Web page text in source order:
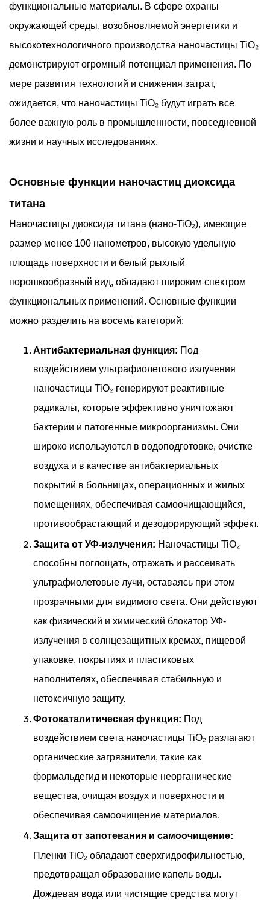
функциональные материалы. В сфере охраны
окружающей среды, возобновляемой энергетики и
высокотехнологичного производства наночастицы TiO₂
демонстрируют огромный потенциал применения. По
мере развития технологий и снижения затрат,
ожидается, что наночастицы TiO₂ будут играть все
более важную роль в промышленности, повседневной
жизни и научных исследованиях.
Основные функции наночастиц диоксида
титана
Наночастицы диоксида титана (нано-TiO₂), имеющие
размер менее 100 нанометров, высокую удельную
площадь поверхности и белый рыхлый
порошкообразный вид, обладают широким спектром
функциональных применений. Основные функции
можно разделить на восемь категорий:
Антибактериальная функция: Под
воздействием ультрафиолетового излучения
наночастицы TiO₂ генерируют реактивные
радикалы, которые эффективно уничтожают
бактерии и патогенные микроорганизмы. Они
широко используются в водоподготовке, очистке
воздуха и в качестве антибактериальных
покрытий в больницах, операционных и жилых
помещениях, обеспечивая самоочищающийся,
противообрастающий и дезодорирующий эффект.
Защита от УФ-излучения: Наночастицы TiO₂
способны поглощать, отражать и рассеивать
ультрафиолетовые лучи, оставаясь при этом
прозрачными для видимого света. Они действуют
как физический и химический блокатор УФ-
излучения в солнцезащитных кремах, пищевой
упаковке, покрытиях и пластиковых
наполнителях, обеспечивая стабильную и
нетоксичную защиту.
Фотокаталитическая функция: Под
воздействием света наночастицы TiO₂ разлагают
органические загрязнители, такие как
формальдегид и некоторые неорганические
вещества, очищая воздух и поверхности и
обеспечивая самоочищение материалов.
Защита от запотевания и самоочищение:
Пленки TiO₂ обладают сверхгидрофильностью,
предотвращая образование капель воды.
Дождевая вода или чистящие средства могут